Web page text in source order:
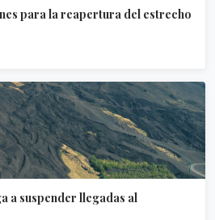
para la reapertura del estrecho
a suspender llegadas al